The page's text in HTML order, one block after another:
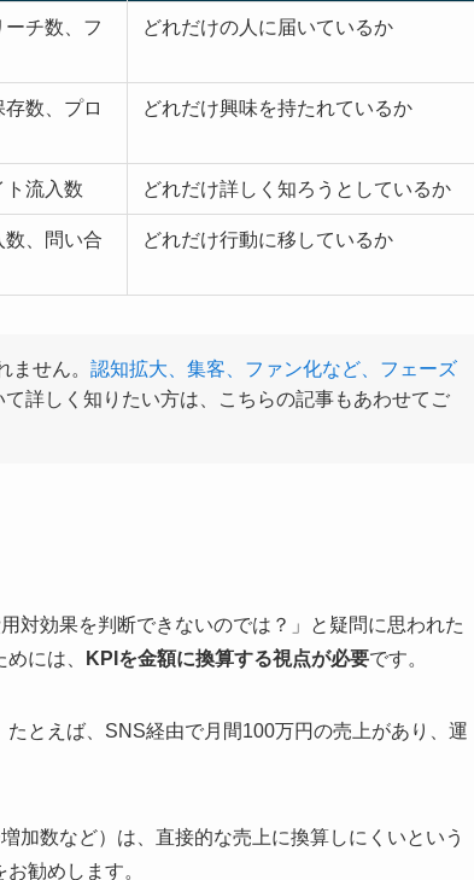
チ数、フ
どれだけの人に届いているか
数、プロ
どれだけ興味を持たれているか
ト流入数 どれだけ詳しく知ろうとしているか
数、問い合
どれだけ行動に移しているか
ません。 認知拡大、集客、ファン化など、フェーズ
て詳しく知りたい方は、こちらの記事もあわせてご
対効果を判断できないのでは？」と疑問に思われた
には、
KPIを金額に換算する視点が必要です。
とえば、SNS経由で月間100万円の売上があり、運
加数など）は、直接的な売上に換算しにくいという
勧めします。